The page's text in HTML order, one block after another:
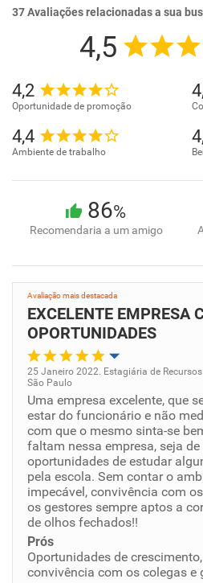
37 Avaliações relacionadas a sua
4,5
4,2
Oportunidade de promoção
4,4
Ambiente de trabalho
86%
Recomendaria a um amigo
Avaliação mais destacada
EXCELENTE EMPRESA
OPORTUNIDADES
Oportunidade de promoção
Ambiente de trabalho
Conciliação com a vida familiar
Benefícios
Recomenda esta empresa
Recomenda a diretoria
25 Janeiro 2022. Estagiária de
São Paulo
Uma empresa excelente, que
estar do funcionário e não
com que o mesmo sinta-se
faltam nessa empresa, seja
oportunidades de estudar
pela escola. Sem contar o
impecável, convivência com
os gestores sempre aptos a
de olhos fechados!!
Prós
Oportunidades de
convivência com os colegas e